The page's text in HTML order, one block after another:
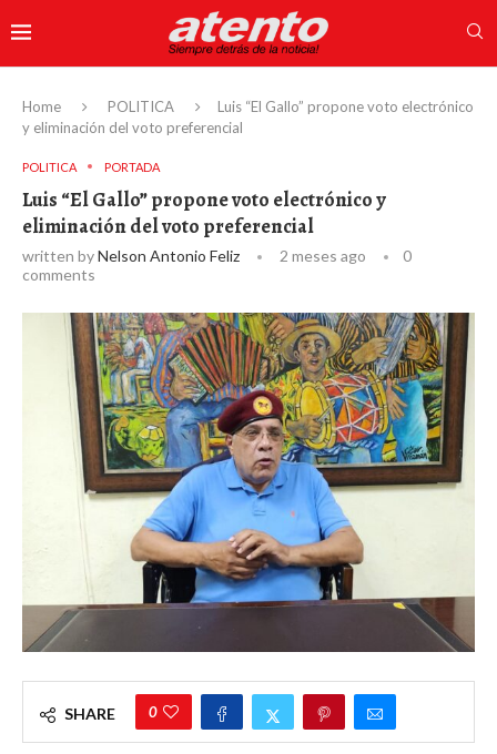
Home POLITICA
Luis “El Gallo” propone voto electrónico
y eliminación del voto preferencial
POLITICA PORTADA
Luis “El Gallo” propone voto electrónico y
eliminación del voto preferencial
written byNelson Antonio Feliz 2 meses ago
0
comments
SHARE 0